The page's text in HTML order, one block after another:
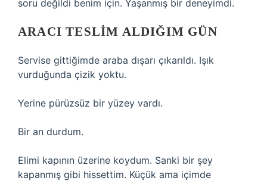
soru değildi benim için. Yaşanmış bir deneyimdi.
ARACI TESLIM ALDIĞIM GÜN
Servise gittiğimde araba dışarı çıkarıldı. Işık
vurduğunda çizik yoktu.
Yerine pürüzsüz bir yüzey vardı.
Bir an durdum.
Elimi kapının üzerine koydum. Sanki bir şey
kapanmış gibi hissettim. Küçük ama içimde